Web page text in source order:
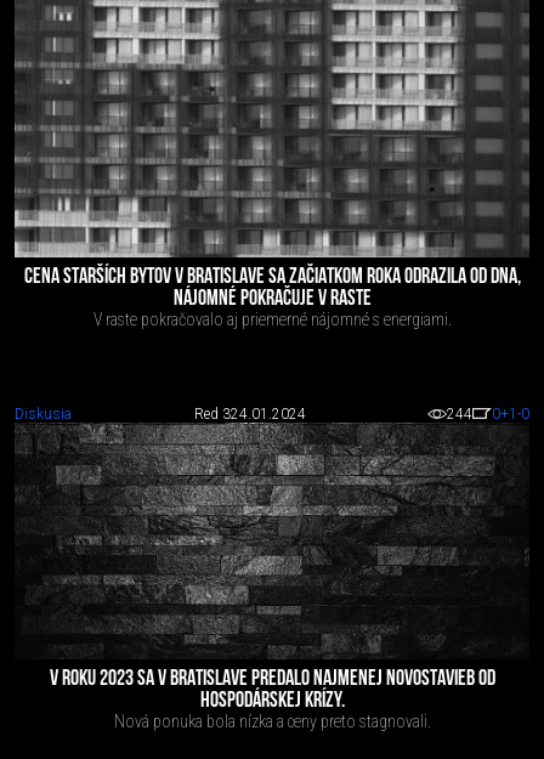
CENA STARŠÍCH BYTOV V BRATISLAVE SA ZAČIATKOM ROKA ODRAZILA OD DNA,
NÁJOMNÉ POKRAČUJE V RASTE
V raste pokračovalo aj priemerné nájomné s energiami.
Diskusia Red 324.01.2024 244 0+1 -0
V ROKU 2023 SA V BRATISLAVE PREDALO NAJMENEJ NOVOSTAVIEB OD
HOSPODÁRSKEJ KRÍZY.
Nová ponuka bola nízka a ceny preto stagnovali.